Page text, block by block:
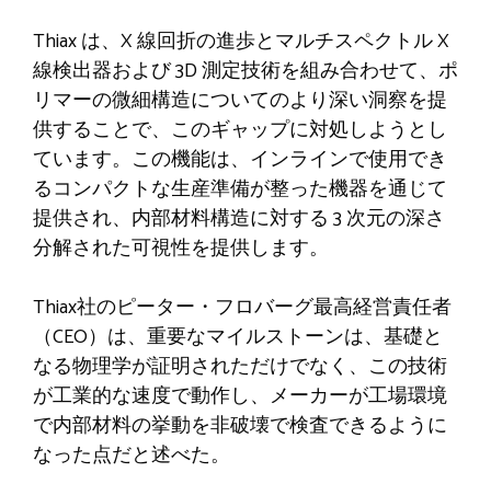
Thiax は、X 線回折の進歩とマルチスペクトル X
線検出器および 3D 測定技術を組み合わせて、ポ
リマーの微細構造についてのより深い洞察を提
供することで、このギャップに対処しようとし
ています。この機能は、インラインで使用でき
るコンパクトな生産準備が整った機器を通じて
提供され、内部材料構造に対する 3 次元の深さ
分解された可視性を提供します。
Thiax社のピーター・フロバーグ最高経営責任者
（CEO）は、重要なマイルストーンは、基礎と
なる物理学が証明されただけでなく、この技術
が工業的な速度で動作し、メーカーが工場環境
で内部材料の挙動を非破壊で検査できるように
なった点だと述べた。